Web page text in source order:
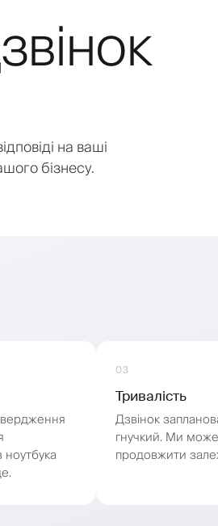
на ваші
бізнесу.
03
Тривалість
Дзвінок
гнучкий. Ми
продовжити